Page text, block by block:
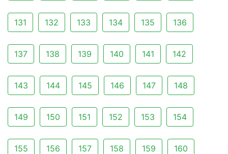
131 132 133 134 135 136
137 138 139 140 141 142
143 144 145 146 147 148
149 150 151 152 153 154
155 156 157 158 159 160